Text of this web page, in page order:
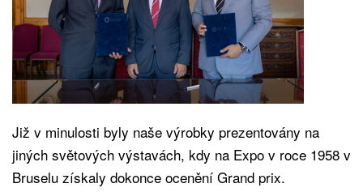
Již v minulosti byly naše výrobky prezentovány na
jiných světových výstavách, kdy na Expo v roce 1958 v
Bruselu získaly dokonce ocenění Grand prix.